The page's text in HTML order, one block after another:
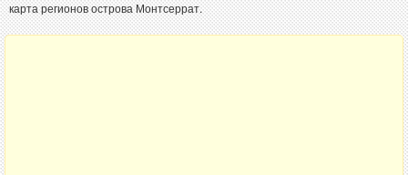
карта регионов острова Монтсеррат.